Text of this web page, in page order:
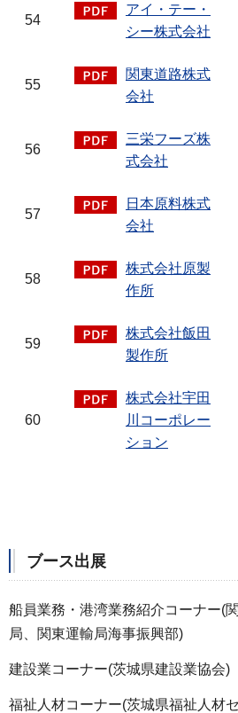
54
アイ・テー・
シー株式会社
55
関東道路株式
会社
56
三栄フーズ株
式会社
57
日本原料株式
会社
58
株式会社原製
作所
59
株式会社飯田
製作所
60
株式会社宇田
川コーポレー
ション
ブース出展
船員業務・港湾業務紹介コーナー(
局、関東運輸局海事振興部)
建設業コーナー(茨城県建設業協会)
福祉人材コーナー(茨城県福祉人材